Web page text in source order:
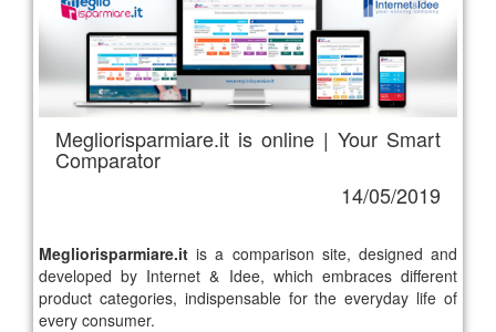
Megliorisparmiare.it is online | Your Smart
Comparator
14/05/2019
Megliorisparmiare.it is a comparison site, designed and
developed by Internet & Idee, which embraces different
product categories, indispensable for the everyday life of
every consumer.